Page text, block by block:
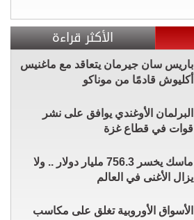
الأكثر قراءة
باريس سان جيرمان يتعاقد مع ماغنيس
أكليوش قادمًا من موناكو
البرلمان الأوغندي يوافق على نشر
قوات في قطاع غزة
ماسك يخسر 756.3 مليار دولار .. ولا
يزال الأغنى في العالم
الأسواق الأوروبية تغلق على مكاسب